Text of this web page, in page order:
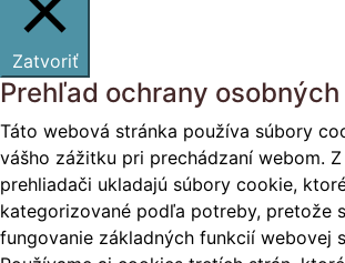
Zatvoriť
Prehľad ochrany
Táto webová stránka používa súbory
vášho zážitku pri prechádzaní webom.
prehliadači ukladajú súbory cookie,
kategorizované podľa potreby, pretože
fungovanie základných funkcií webovej